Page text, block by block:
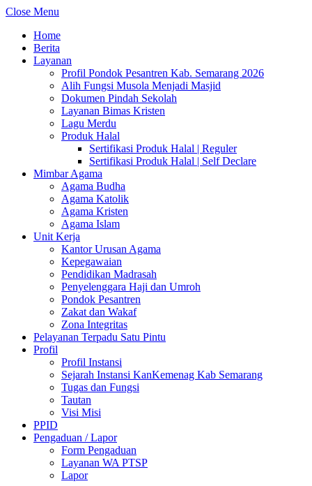
Close Menu
Home
Berita
Layanan
Profil Pondok Pesantren Kab. Semarang 2026
Alih Fungsi Musola Menjadi Masjid
Dokumen Pindah Sekolah
Layanan Bimas Kristen
Lagu Merdu
Produk Halal
Sertifikasi Produk Halal | Reguler
Sertifikasi Produk Halal | Self Declare
Mimbar Agama
Agama Budha
Agama Katolik
Agama Kristen
Agama Islam
Unit Kerja
Kantor Urusan Agama
Kepegawaian
Pendidikan Madrasah
Penyelenggara Haji dan Umroh
Pondok Pesantren
Zakat dan Wakaf
Zona Integritas
Pelayanan Terpadu Satu Pintu
Profil
Profil Instansi
Sejarah Instansi KanKemenag Kab Semarang
Tugas dan Fungsi
Tautan
Visi Misi
PPID
Pengaduan / Lapor
Form Pengaduan
Layanan WA PTSP
Lapor